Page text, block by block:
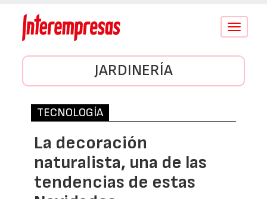
Conmutar
JARDINERÍA
TECNOLOGÍA
La decoración
naturalista, una de las
tendencias de estas